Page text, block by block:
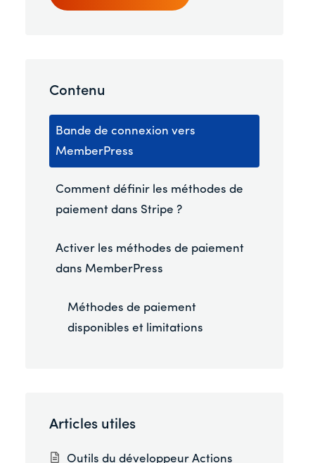
Contenu
Bande de connexion vers
MemberPress
Comment définir les méthodes de
paiement dans Stripe ?
Activer les méthodes de paiement
dans MemberPress
Méthodes de paiement
disponibles et limitations
Articles utiles
Outils du développeur Actions